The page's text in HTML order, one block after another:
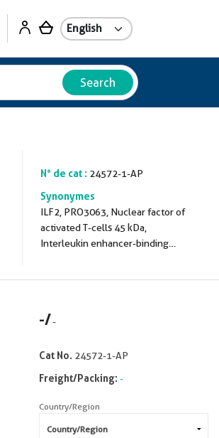
Search
N° de cat : 24572-1-AP
Synonymes
ILF2, PRO3063, Nuclear factor of
activated T-cells 45 kDa,
Interleukin enhancer-binding
-/-
Cat No. 24572-1-AP
Freight/Packing: -
Country/Region